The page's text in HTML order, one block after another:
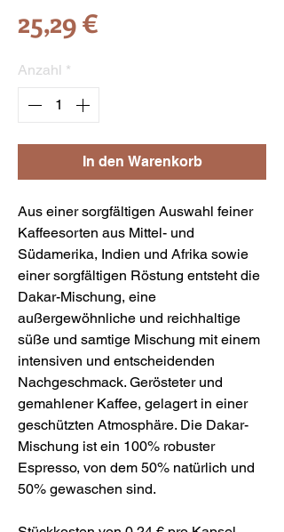
25,29 €
Anzahl *
In den Warenkorb
Aus einer sorgfältigen Auswahl feiner
Kaffeesorten aus Mittel- und
Südamerika, Indien und Afrika sowie
einer sorgfältigen Röstung entsteht die
Dakar-Mischung, eine
außergewöhnliche und reichhaltige
süße und samtige Mischung mit einem
intensiven und entscheidenden
Nachgeschmack. Gerösteter und
gemahlener Kaffee, gelagert in einer
geschützten Atmosphäre. Die Dakar-
Mischung ist ein 100% robuster
Espresso, von dem 50% natürlich und
50% gewaschen sind.